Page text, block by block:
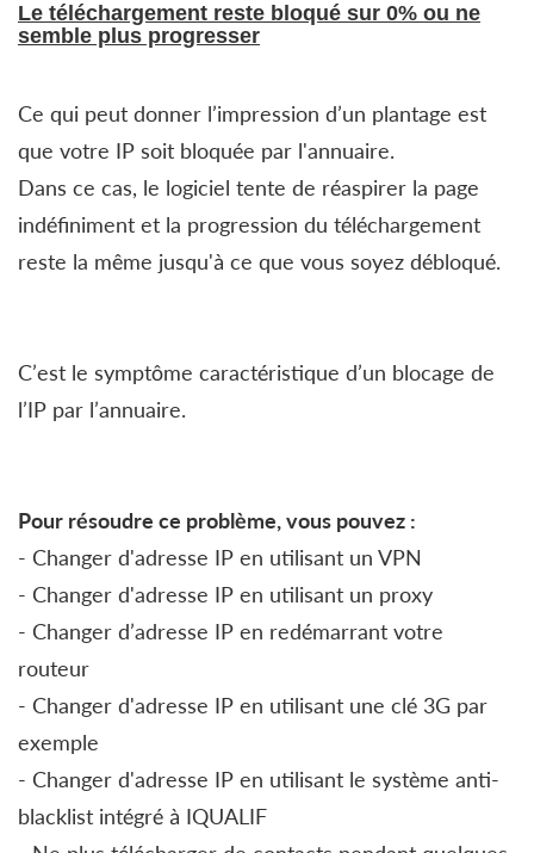
Le téléchargement reste bloqué sur 0% ou ne
semble plus progresser
Ce qui peut donner l’impression d’un plantage est
que votre IP soit bloquée par l'annuaire.
Dans ce cas, le logiciel tente de réaspirer la page
indéfiniment et la progression du téléchargement
reste la même jusqu'à ce que vous soyez débloqué.
C’est le symptôme caractéristique d’un blocage de
l’IP par l’annuaire.
Pour résoudre ce problème, vous pouvez :
- Changer d'adresse IP en utilisant un VPN
- Changer d'adresse IP en utilisant un proxy
- Changer d’adresse IP en redémarrant votre
routeur
- Changer d'adresse IP en utilisant une clé 3G par
exemple
- Changer d'adresse IP en utilisant le système anti-
blacklist intégré à IQUALIF